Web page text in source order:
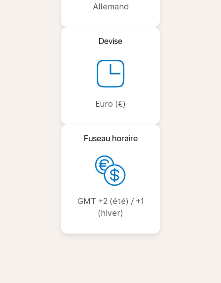
Allemand
Devise
Euro (€)
Fuseau horaire
GMT +2 (été) / +1
(hiver)